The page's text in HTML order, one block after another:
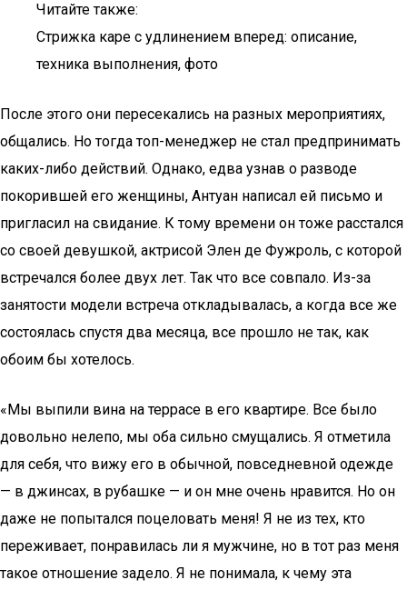
Читайте также:
Стрижка каре с удлинением вперед: описание,
техника выполнения, фото
После этого они пересекались на разных мероприятиях,
общались. Но тогда топ-менеджер не стал предпринимать
каких-либо действий. Однако, едва узнав о разводе
покорившей его женщины, Антуан написал ей письмо и
пригласил на свидание. К тому времени он тоже расстался
со своей девушкой, актрисой Элен де Фужроль, с которой
встречался более двух лет. Так что все совпало. Из-за
занятости модели встреча откладывалась, а когда все же
состоялась спустя два месяца, все прошло не так, как
обоим бы хотелось.
«Мы выпили вина на террасе в его квартире. Все было
довольно нелепо, мы оба сильно смущались. Я отметила
для себя, что вижу его в обычной, повседневной одежде
— в джинсах, в рубашке — и он мне очень нравится. Но он
даже не попытался поцеловать меня! Я не из тех, кто
переживает, понравилась ли я мужчине, но в тот раз меня
такое отношение задело. Я не понимала, к чему эта